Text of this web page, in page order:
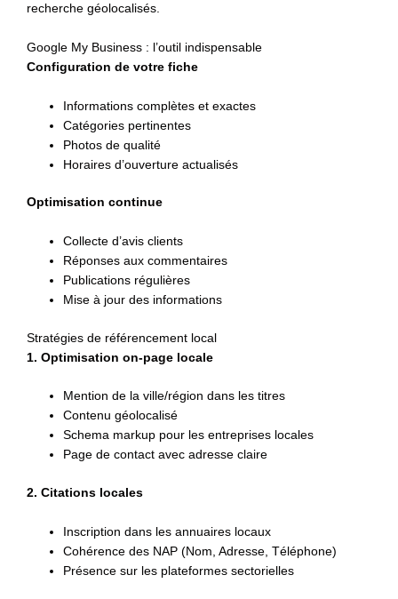
recherche géolocalisés.
Google My Business : l’outil indispensable
Configuration de votre fiche
Informations complètes et exactes
Catégories pertinentes
Photos de qualité
Horaires d’ouverture actualisés
Optimisation continue
Collecte d’avis clients
Réponses aux commentaires
Publications régulières
Mise à jour des informations
Stratégies de référencement local
1. Optimisation on-page locale
Mention de la ville/région dans les titres
Contenu géolocalisé
Schema markup pour les entreprises locales
Page de contact avec adresse claire
2. Citations locales
Inscription dans les annuaires locaux
Cohérence des NAP (Nom, Adresse, Téléphone)
Présence sur les plateformes sectorielles